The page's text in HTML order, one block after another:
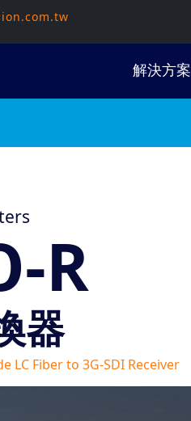
解決方案
R
器
LC Fiber to 3G-SDI Receiver